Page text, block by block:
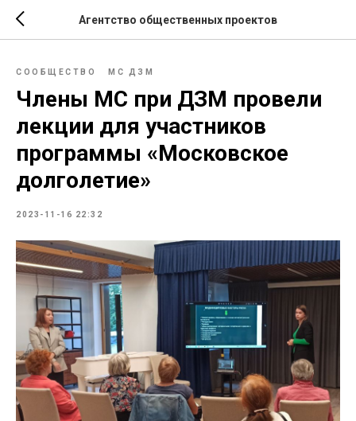
Агентство общественных проектов
СООБЩЕСТВО МС ДЗМ
Члены МС при ДЗМ провели
лекции для участников
программы «Московское
долголетие»
2023-11-16 22:32